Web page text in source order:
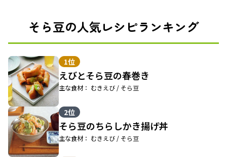
そら豆の人気レシピランキング
1位
えびとそら豆の春巻き
主な食材： むきえび / そら豆
2位
そら豆のちらしかき揚げ丼
主な食材： むきえび / そら豆